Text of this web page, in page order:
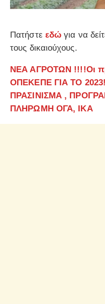
Πατήστε εδώ για να
τους δικαιούχους.
ΝΕΑ ΑΓΡΟΤΩΝ !!!!Οι
ΟΠΕΚΕΠΕ ΓΙΑ ΤΟ
ΠΡΑΣΙΝΙΣΜΑ ,
ΠΛΗΡΩΜΗ ΟΓΑ, ΙΚΑ